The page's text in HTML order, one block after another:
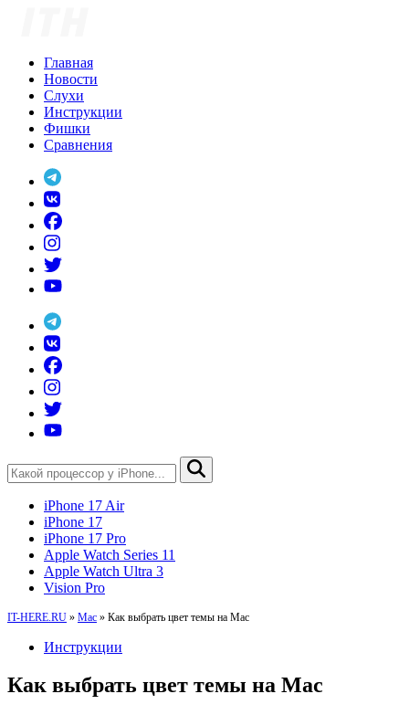
Главная
Новости
Слухи
Инструкции
Фишки
Сравнения
iPhone 17 Air
iPhone 17
iPhone 17 Pro
Apple Watch Series 11
Apple Watch Ultra 3
Vision Pro
IT-HERE.RU » Mac » Как выбрать цвет темы на Mac
Инструкции
Как выбрать цвет темы на Mac